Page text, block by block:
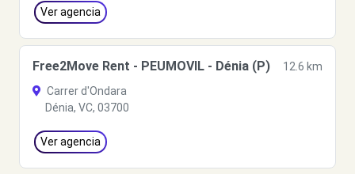
Ver agencia
Free2Move Rent - PEUMOVIL - Dénia (P)
12.6 km
Carrer d'Ondara
Dénia, VC, 03700
Ver agencia